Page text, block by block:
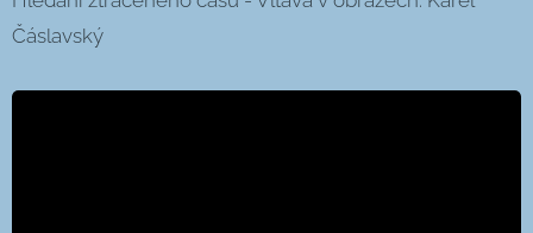
Čáslavský